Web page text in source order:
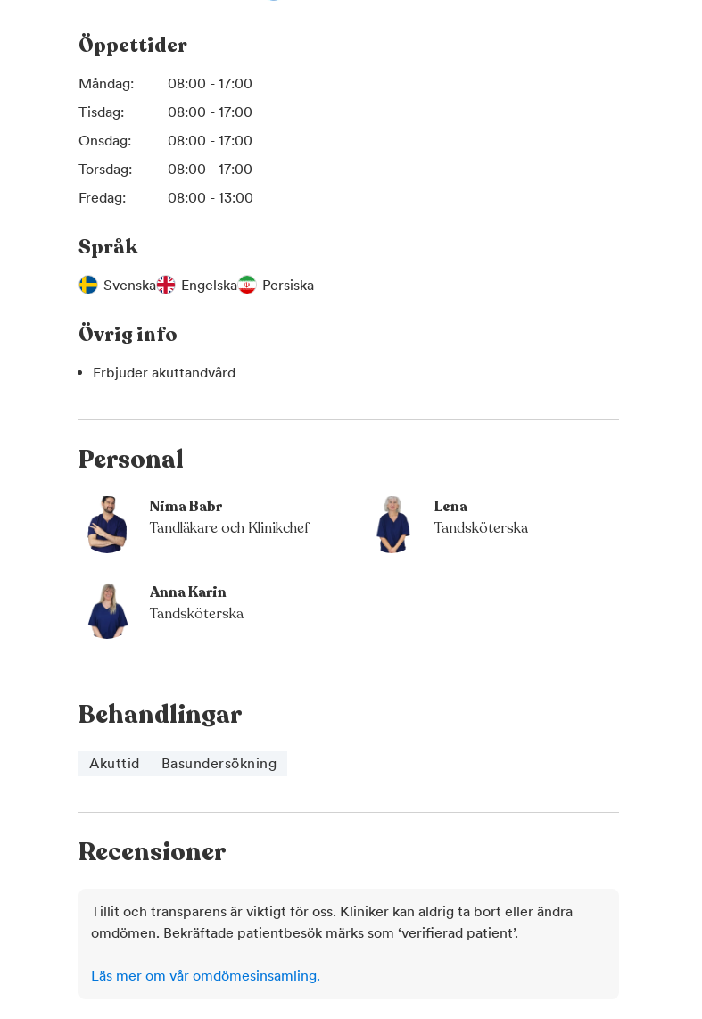
trygghet.
Öppettider
Måndag:
08:00 - 17:00
Tisdag:
08:00 - 17:00
Onsdag:
08:00 - 17:00
Torsdag:
08:00 - 17:00
Fredag:
08:00 - 13:00
Språk
Svenska Engelska Persiska
Övrig info
Erbjuder akuttandvård
Personal
Nima Babr
Tandläkare och Klinikchef
Lena
Tandsköterska
Anna Karin
Tandsköterska
Behandlingar
Akuttid Basundersökning
Recensioner
Tillit och transparens är viktigt för oss. Kliniker kan aldrig ta bort eller ändra
omdömen. Bekräftade patientbesök märks som ‘verifierad patient’.
Läs mer om vår omdömesinsamling.